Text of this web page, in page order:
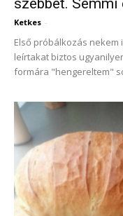
szebbet. Semmi
Ketkes -
Első próbálkozás
leírtakat biztos
formára "hengereltem"